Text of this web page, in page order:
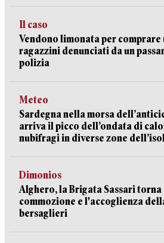
Il caso
Vendono limonata per
ragazzini denunciati da un
polizia
Meteo
Sardegna nella morsa
arriva il picco dell’ondata di
nubifragi in diverse zone
Dimonios
Alghero, la Brigata Sassari torna
commozione e l'accoglienza
bersaglieri